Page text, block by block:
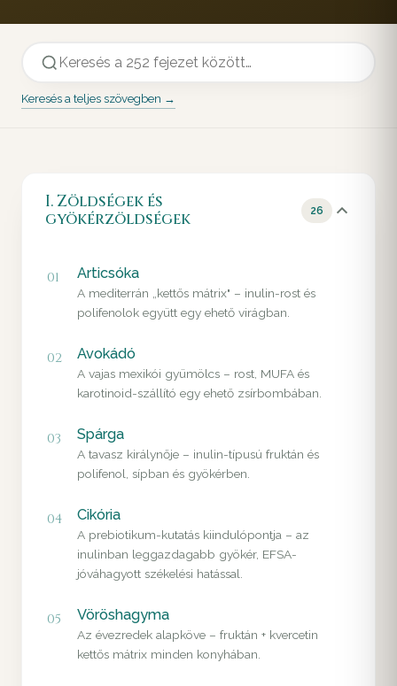
Keresés a teljes szövegben →
I. Zöldségek és
gyökérzöldségek
26
01 Articsóka
A mediterrán „kettős mátrix" – inulin-rost és
polifenolok együtt egy ehető virágban.
02 Avokádó
A vajas mexikói gyümölcs – rost, MUFA és
karotinoid-szállító egy ehető zsírbombában.
03 Spárga
A tavasz királynője – inulin-típusú fruktán és
polifenol, sípban és gyökérben.
04 Cikória
A prebiotikum-kutatás kiindulópontja – az
inulinban leggazdagabb gyökér, EFSA-
jóváhagyott székelési hatással.
05 Vöröshagyma
Az évezredek alapköve – fruktán + kvercetin
kettős mátrix minden konyhában.